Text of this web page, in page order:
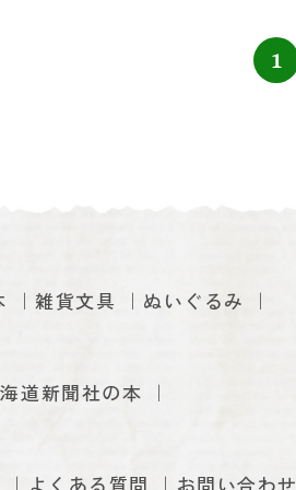
1
雑貨文具 ぬいぐるみ
道新聞社の本
よくある質問 お問い合わせ